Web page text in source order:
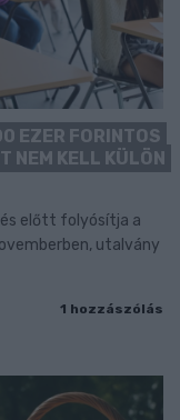
EZER FORINTOS
NEM KELL KÜLÖN
előtt folyósítja a
utalvány
1 hozzászólás